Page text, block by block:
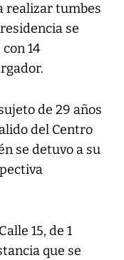
realizar tumbes
se
14
de 29 años
del Centro
se detuvo a su
15, de 1
que se